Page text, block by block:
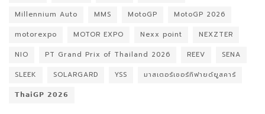
Millennium Auto
MMS MotoGP
MotoGP 2026
motorexpo
MOTOR EXPO Nexx point
NEXZTER
NIO
PT Grand Prix of Thailand 2026 REEV
SENA
SLEEK
SOLARGARD YSS
มาสเตอร์เซอร์ทิฟายด์ยูสคาร์
𝗧𝗵𝗮𝗶𝗚𝗣 𝟮𝟬𝟮𝟲